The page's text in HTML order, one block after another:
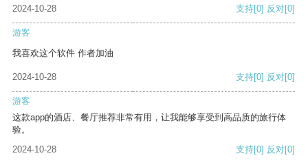
2024-10-28 支持[0] 反对[0]
游客
我喜欢这个软件 作者加油
2024-10-28 支持[0] 反对[0]
游客
这款app的酒店、餐厅推荐非常有用，让我能够享受到高品质的旅行体
验。
2024-10-28
支持[0] 反对[0]